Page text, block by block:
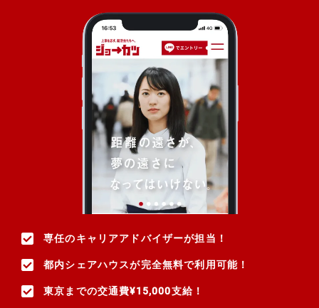
専任のキャリアアドバイザーが担当！
都内シェアハウスが完全無料で利用可能！
東京までの交通費¥15,000支給！